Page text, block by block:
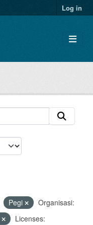
Log in
Pegi
Organisasi:
Licenses: